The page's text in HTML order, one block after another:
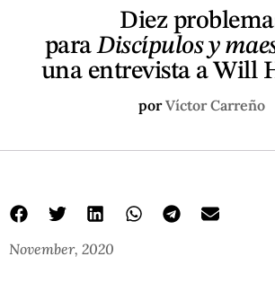
Diez
paraDiscípulos y
una entrevista a Will
porVíctor Carreño
November, 2020